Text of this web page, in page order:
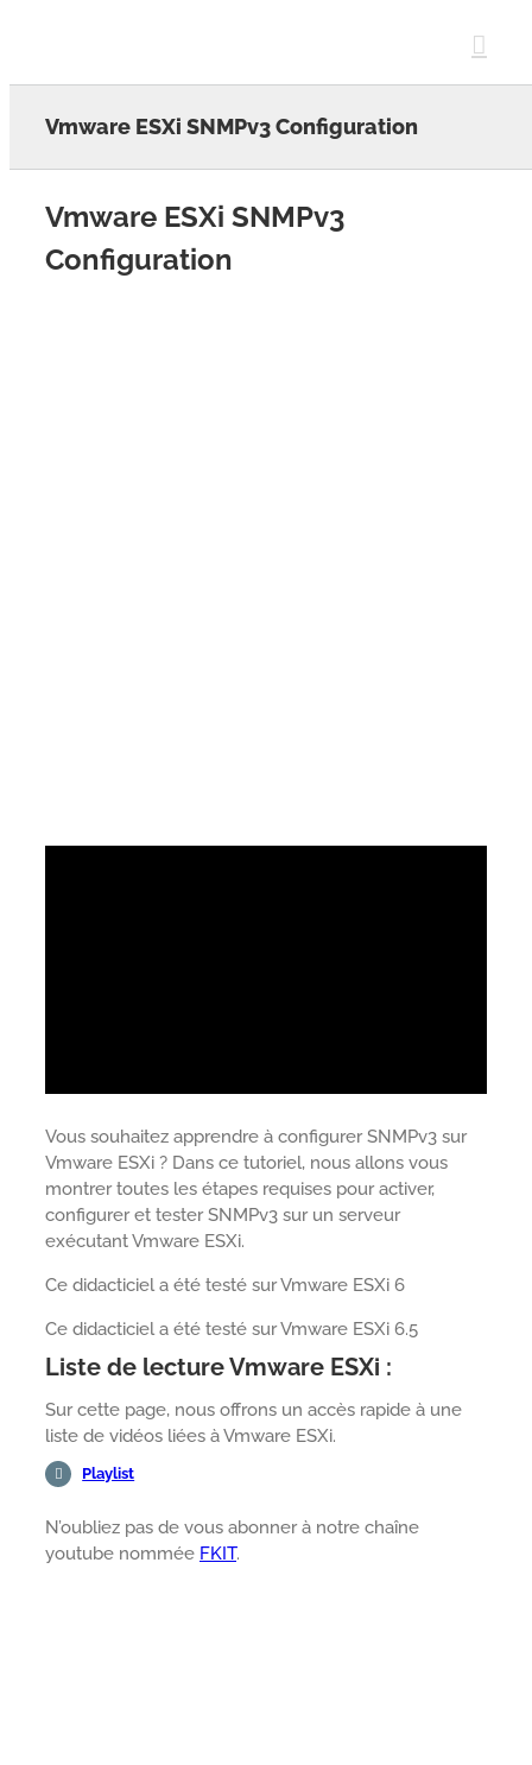
Vmware ESXi SNMPv3 Configuration
Vmware ESXi SNMPv3
Configuration
Vous souhaitez apprendre à configurer SNMPv3 sur
Vmware ESXi ? Dans ce tutoriel, nous allons vous
montrer toutes les étapes requises pour activer,
configurer et tester SNMPv3 sur un serveur
exécutant Vmware ESXi.
Ce didacticiel a été testé sur Vmware ESXi 6
Ce didacticiel a été testé sur Vmware ESXi 6.5
Liste de lecture Vmware ESXi :
Sur cette page, nous offrons un accès rapide à une
liste de vidéos liées à Vmware ESXi.
Playlist
N’oubliez pas de vous abonner à notre chaîne
youtube nommée FKIT.